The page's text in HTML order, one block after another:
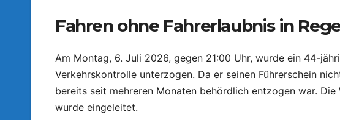
Fahren ohne Fahrerlaubnis in
Am Montag, 6. Juli 2026, gegen 21:00 Uhr, wurde ein 44-
Verkehrskontrolle unterzogen. Da er seinen Führerschein
bereits seit mehreren Monaten behördlich entzogen war.
wurde eingeleitet.